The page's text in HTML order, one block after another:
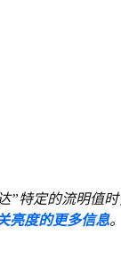
”特定的流明值
亮度的更多信息。